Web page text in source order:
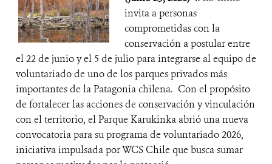
invita a personas
comprometidas con la
conservación a postular entre
el 22 de junio y el 5 de julio para integrarse al equipo de
voluntariado de uno de los parques privados más
importantes de la Patagonia chilena. Con el propósito
de fortalecer las acciones de conservación y vinculación
con el territorio, el Parque Karukinka abrió una nueva
convocatoria para su programa de voluntariado 2026,
iniciativa impulsada por WCS Chile que busca sumar